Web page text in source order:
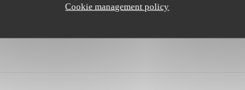
Cookie management policy